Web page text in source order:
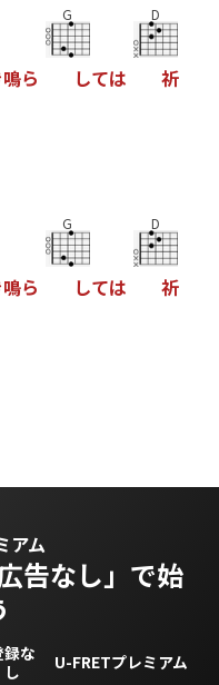
鳴ら
G
しては
D
祈
鳴ら
G
しては
D
祈
アム
広告なし」で始
録な
し
U-FRETプレミアム